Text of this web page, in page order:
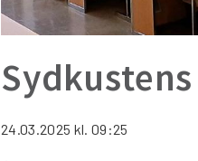
24.03.2025 kl. 09:25